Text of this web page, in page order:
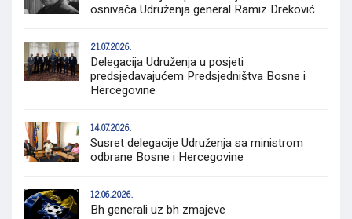
osnivača Udruženja general Ramiz Dreković
21.07.2026.
Delegacija Udruženja u posjeti
predsjedavajućem Predsjedništva Bosne i
Hercegovine
14.07.2026.
Susret delegacije Udruženja sa ministrom
odbrane Bosne i Hercegovine
12.06.2026.
Bh generali uz bh zmajeve